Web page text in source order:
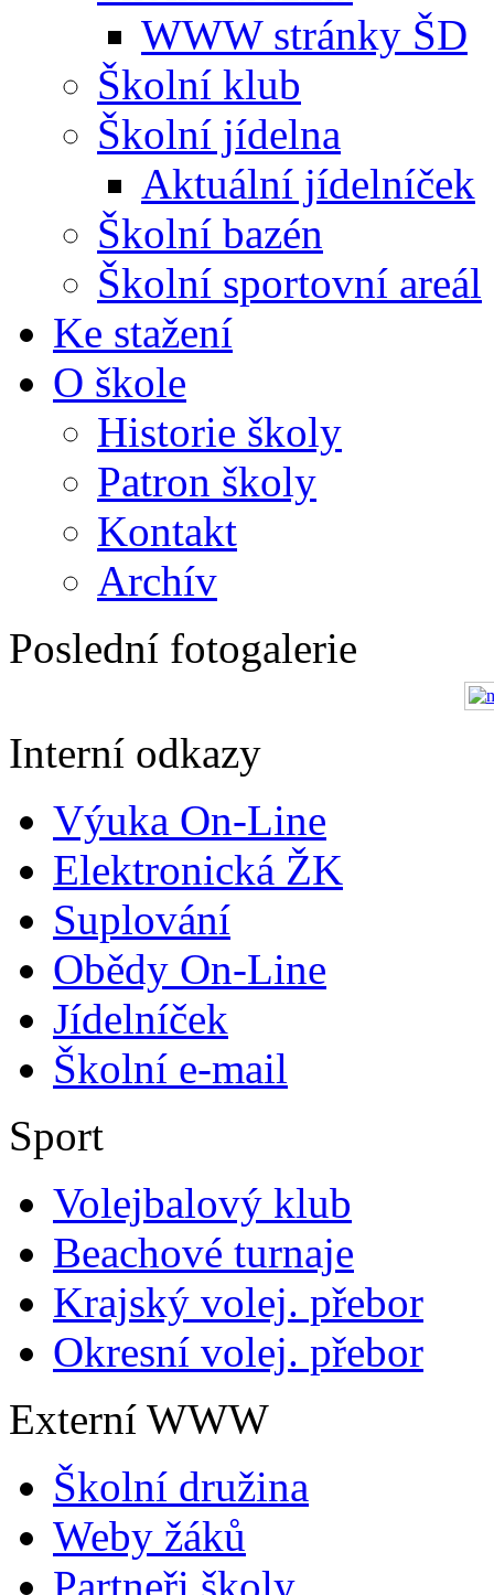
WWW stránky ŠD
Školní klub
Školní jídelna
Aktuální jídelníček
Školní bazén
Školní sportovní areál
Ke stažení
O škole
Historie školy
Patron školy
Kontakt
Archív
Poslední fotogalerie
Interní odkazy
Výuka On-Line
Elektronická ŽK
Suplování
Obědy On-Line
Jídelníček
Školní e-mail
Sport
Volejbalový klub
Beachové turnaje
Krajský volej. přebor
Okresní volej. přebor
Externí WWW
Školní družina
Weby žáků
Partneři školy